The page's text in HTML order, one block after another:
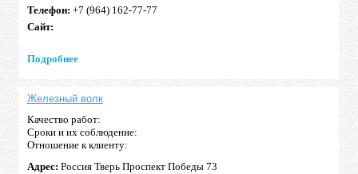
Телефон: +7 (964) 162-77-77
Сайт:
Подробнее
Железный волк
Качество работ:
Сроки и их соблюдение:
Отношение к клиенту:
Адрес: Россия Тверь Проспект Победы 73